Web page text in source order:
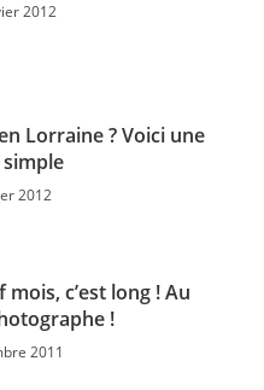
2012
Lorraine ? Voici une
2012
c’est long ! Au
!
2011